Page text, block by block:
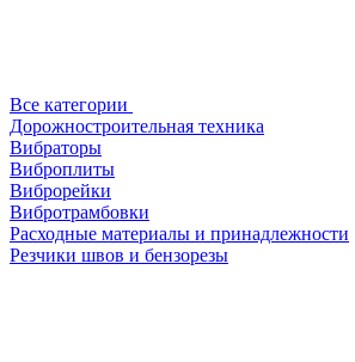
Все категории
Дорожностроительная техника
Вибраторы
Виброплиты
Виброрейки
Вибротрамбовки
Расходные материалы и принадлежности
Резчики швов и бензорезы